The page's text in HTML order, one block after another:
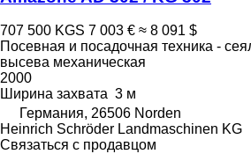
707 500 KGS 7 003 € ≈ 8 091 $
Посевная и посадочная техника -
высева механическая
2000
Ширина захвата 3 м
Германия, 26506 Norden
Heinrich Schröder Landmaschinen KG
Связаться с продавцом